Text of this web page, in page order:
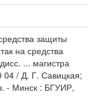
защиты
на средства
... магистра
04 / Д. Г. Савицкая;
- Минск : БГУИР,